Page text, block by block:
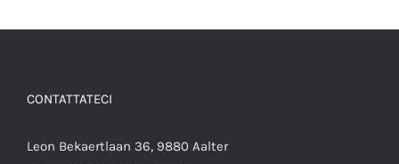
CONTATTATECI
Leon Bekaertlaan 36, 9880 Aalter